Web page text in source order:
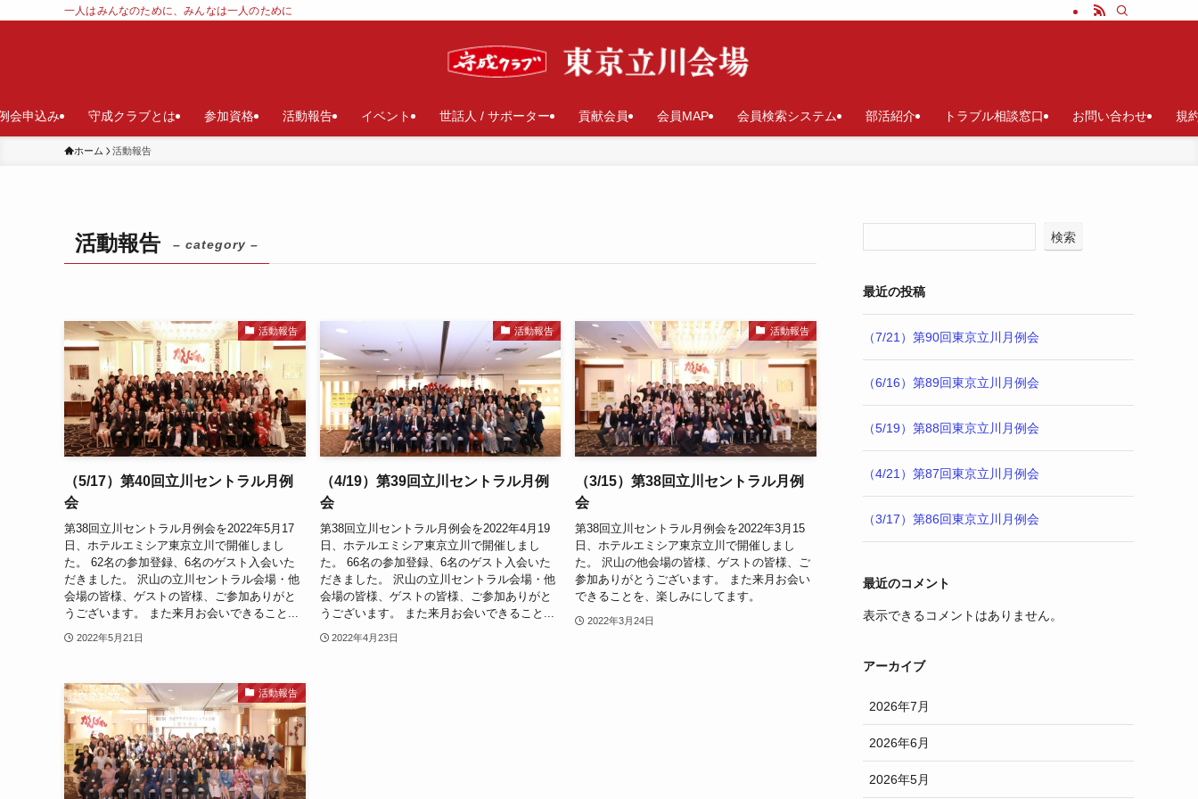
一人はみんなのために、みんなは一人のために
会申込み 守成クラブとは 参加資格 活動報告 イベント 世話人 / サポーター 貢献会員 会員MAP 会員検索システム 部活紹介 トラブル相談窓口 お問い合わせ 規
ホーム 活動報告
活動報告 – category –
活動報告
（5/17）第40回立川セントラル月例
会
第38回立川セントラル月例会を2022年5月17
日、ホテルエミシア東京立川で開催しまし
た。 62名の参加登録、6名のゲスト入会いた
だきました。 沢山の立川セントラル会場・他
会場の皆様、ゲストの皆様、ご参加ありがと
うございます。 また来月お会いできること...
2022年5月21日
活動報告
（4/19）第39回立川セントラル月例
会
第38回立川セントラル月例会を2022年4月19
日、ホテルエミシア東京立川で開催しまし
た。 66名の参加登録、6名のゲスト入会いた
だきました。 沢山の立川セントラル会場・他
会場の皆様、ゲストの皆様、ご参加ありがと
うございます。 また来月お会いできること...
2022年4月23日
活動報告
（3/15）第38回立川セントラル月例
会
第38回立川セントラル月例会を2022年3月15
日、ホテルエミシア東京立川で開催しまし
た。 沢山の他会場の皆様、ゲストの皆様、ご
参加ありがとうございます。 また来月お会い
できることを、楽しみにしてます。
2022年3月24日
活動報告
検索
最近の投稿
（7/21）第90回東京立川月例会
（6/16）第89回東京立川月例会
（5/19）第88回東京立川月例会
（4/21）第87回東京立川月例会
（3/17）第86回東京立川月例会
最近のコメント
表示できるコメントはありません。
アーカイブ
2026年7月
2026年6月
2026年5月